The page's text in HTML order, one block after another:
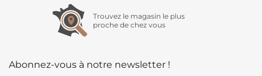
Trouvez le magasin le plus
proche de chez vous
Abonnez-vous à notre newsletter !